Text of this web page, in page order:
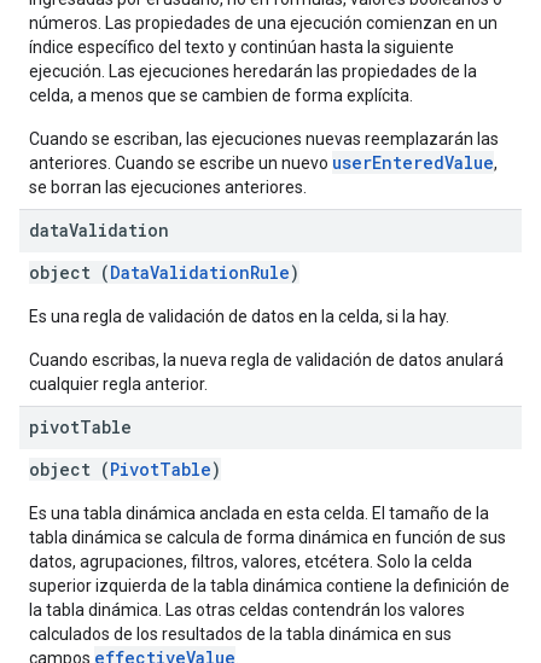
números. Las propiedades de una ejecución comienzan en un
índice específico del texto y continúan hasta la siguiente
ejecución. Las ejecuciones heredarán las propiedades de la
celda, a menos que se cambien de forma explícita.
Cuando se escriban, las ejecuciones nuevas reemplazarán las
anteriores. Cuando se escribe un nuevo userEnteredValue,
se borran las ejecuciones anteriores.
dataValidation
object (DataValidationRule)
Es una regla de validación de datos en la celda, si la hay.
Cuando escribas, la nueva regla de validación de datos anulará
cualquier regla anterior.
pivotTable
object (PivotTable)
Es una tabla dinámica anclada en esta celda. El tamaño de la
tabla dinámica se calcula de forma dinámica en función de sus
datos, agrupaciones, filtros, valores, etcétera. Solo la celda
superior izquierda de la tabla dinámica contiene la definición de
la tabla dinámica. Las otras celdas contendrán los valores
calculados de los resultados de la tabla dinámica en sus
campos effectiveValue